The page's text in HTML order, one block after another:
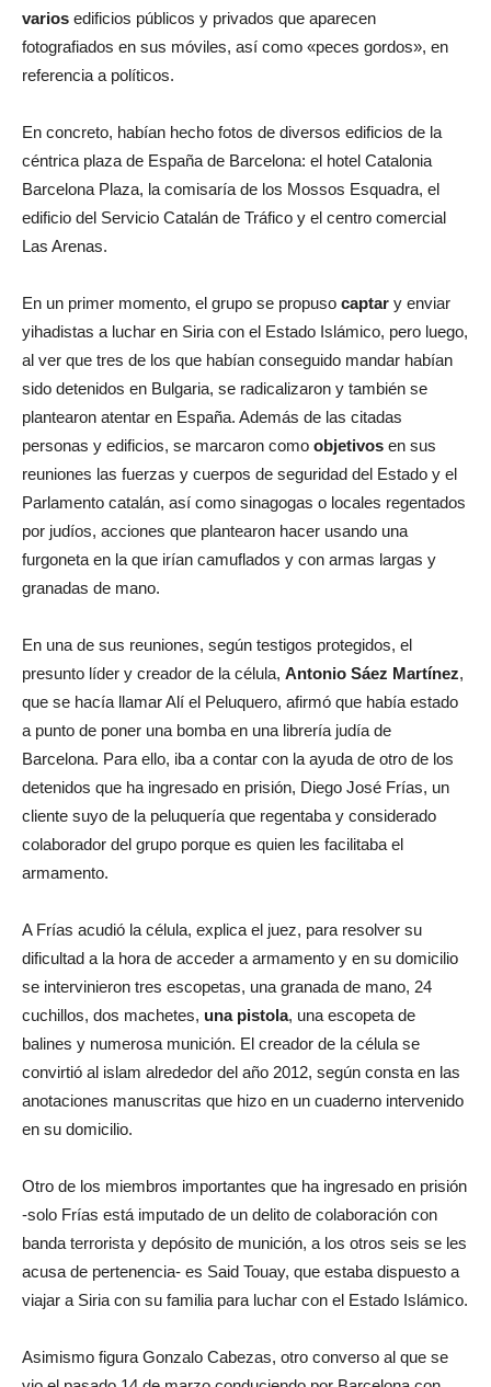
varios edificios públicos y privados que aparecen
fotografiados en sus móviles, así como «peces gordos», en
referencia a políticos.
En concreto, habían hecho fotos de diversos edificios de la
céntrica plaza de España de Barcelona: el hotel Catalonia
Barcelona Plaza, la comisaría de los Mossos Esquadra, el
edificio del Servicio Catalán de Tráfico y el centro comercial
Las Arenas.
En un primer momento, el grupo se propuso captar y enviar
yihadistas a luchar en Siria con el Estado Islámico, pero luego,
al ver que tres de los que habían conseguido mandar habían
sido detenidos en Bulgaria, se radicalizaron y también se
plantearon atentar en España. Además de las citadas
personas y edificios, se marcaron como objetivos en sus
reuniones las fuerzas y cuerpos de seguridad del Estado y el
Parlamento catalán, así como sinagogas o locales regentados
por judíos, acciones que plantearon hacer usando una
furgoneta en la que irían camuflados y con armas largas y
granadas de mano.
En una de sus reuniones, según testigos protegidos, el
presunto líder y creador de la célula, Antonio Sáez Martínez,
que se hacía llamar Alí el Peluquero, afirmó que había estado
a punto de poner una bomba en una librería judía de
Barcelona. Para ello, iba a contar con la ayuda de otro de los
detenidos que ha ingresado en prisión, Diego José Frías, un
cliente suyo de la peluquería que regentaba y considerado
colaborador del grupo porque es quien les facilitaba el
armamento.
A Frías acudió la célula, explica el juez, para resolver su
dificultad a la hora de acceder a armamento y en su domicilio
se intervinieron tres escopetas, una granada de mano, 24
cuchillos, dos machetes, una pistola, una escopeta de
balines y numerosa munición. El creador de la célula se
convirtió al islam alrededor del año 2012, según consta en las
anotaciones manuscritas que hizo en un cuaderno intervenido
en su domicilio.
Otro de los miembros importantes que ha ingresado en prisión
-solo Frías está imputado de un delito de colaboración con
banda terrorista y depósito de munición, a los otros seis se les
acusa de pertenencia- es Said Touay, que estaba dispuesto a
viajar a Siria con su familia para luchar con el Estado Islámico.
Asimismo figura Gonzalo Cabezas, otro converso al que se